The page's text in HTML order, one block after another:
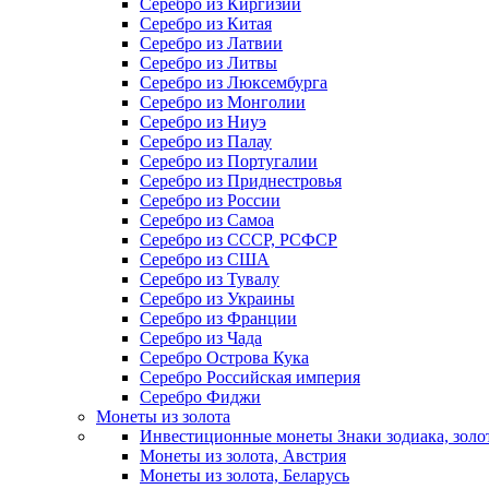
Серебро из Киргизии
Серебро из Китая
Серебро из Латвии
Серебро из Литвы
Серебро из Люксембурга
Серебро из Монголии
Серебро из Ниуэ
Серебро из Палау
Серебро из Португалии
Серебро из Приднестровья
Серебро из России
Серебро из Самоа
Серебро из СССР, РСФСР
Серебро из США
Серебро из Тувалу
Серебро из Украины
Серебро из Франции
Серебро из Чада
Серебро Острова Кука
Серебро Российская империя
Серебро Фиджи
Монеты из золота
Инвестиционные монеты Знаки зодиака,
Монеты из золота, Австрия
Монеты из золота, Беларусь